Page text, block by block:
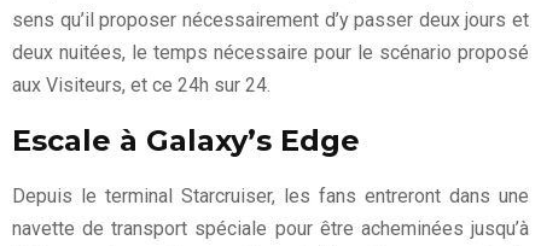
sens qu’il proposer nécessairement d’y passer deux jours et
deux nuitées, le temps nécessaire pour le scénario proposé
aux Visiteurs, et ce 24h sur 24.
Escale à Galaxy’s Edge
Depuis le terminal Starcruiser, les fans entreront dans une
navette de transport spéciale pour être acheminées jusqu’à